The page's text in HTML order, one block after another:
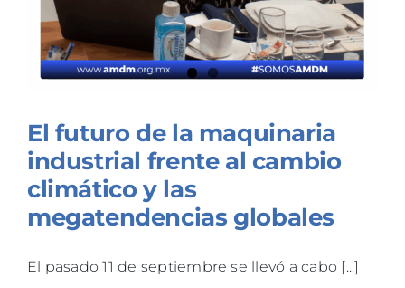
El futuro de la maquinaria
industrial frente al cambio
climático y las
megatendencias globales
El pasado 11 de septiembre se llevó a cabo [...]